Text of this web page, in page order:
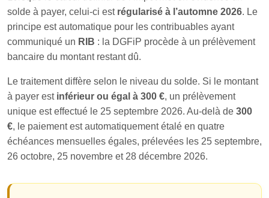
solde à payer, celui-ci est régularisé à l’automne 2026. Le
principe est automatique pour les contribuables ayant
communiqué un RIB : la DGFiP procède à un prélèvement
bancaire du montant restant dû.
Le traitement diffère selon le niveau du solde. Si le montant
à payer est inférieur ou égal à 300 €, un prélèvement
unique est effectué le 25 septembre 2026. Au-delà de 300
€, le paiement est automatiquement étalé en quatre
échéances mensuelles égales, prélevées les 25 septembre,
26 octobre, 25 novembre et 28 décembre 2026.